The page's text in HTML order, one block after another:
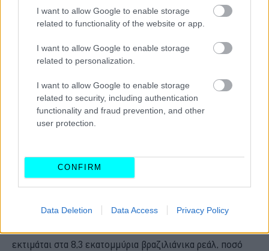
I want to allow Google to enable storage
related to functionality of the website or app.
I want to allow Google to enable storage
related to personalization.
I want to allow Google to enable storage
related to security, including authentication
functionality and fraud prevention, and other
user protection.
CONFIRM
Data Deletion Data Access Privacy Policy
εκτιμάται στα 8,3 εκατομμύρια βραζιλιάνικα ρεάλ, ποσό